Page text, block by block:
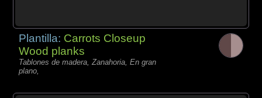
Plantilla: Carrots Closeup
Wood planks
Tablones de madera, Zanahoria, En gran
plano,